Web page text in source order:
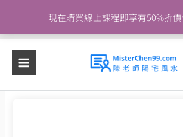
現在購買線上課程即享有50%折
主
容